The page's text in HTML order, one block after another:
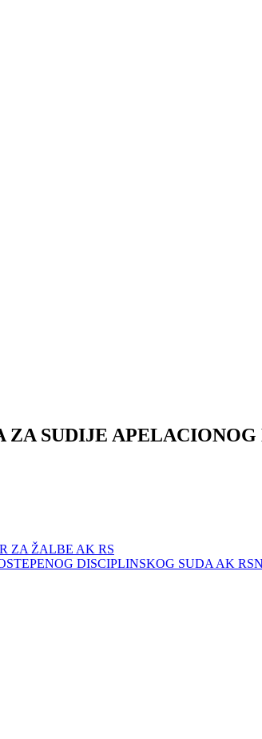
SUDIJE APELACIONOG
ZA ŽALBE AK RS
DISCIPLINSKOG SUDA AK RS